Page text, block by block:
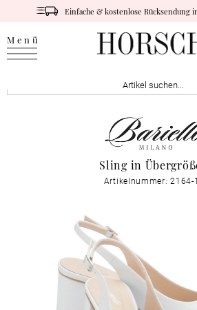
Einfache & kostenlose Rücksendung
Menü
Sling in
Artikelnummer: 2164-